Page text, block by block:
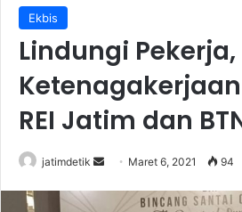
Ekbis
Lindungi Pekerja,
REI Jatim dan
jatimdetik
Send Maret 6, 2021 94